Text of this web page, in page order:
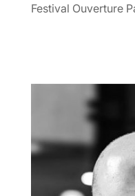
Festival Ouverture